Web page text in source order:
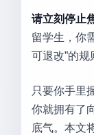
请立刻停止
留学生，你
可退改”的规
只要你手里
你就拥有了
底气。本文